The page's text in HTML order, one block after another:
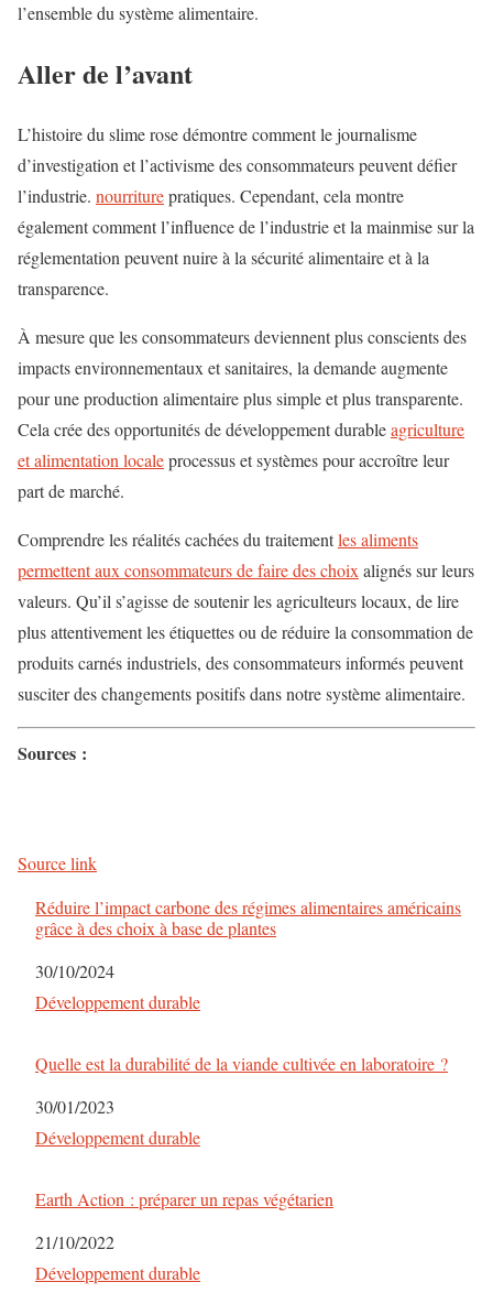
l’ensemble du système alimentaire.
Aller de l’avant
L’histoire du slime rose démontre comment le journalisme
d’investigation et l’activisme des consommateurs peuvent défier
l’industrie. nourriturepratiques. Cependant, cela montre
également comment l’influence de l’industrie et la mainmise sur la
réglementation peuvent nuire à la sécurité alimentaire et à la
transparence.
À mesure que les consommateurs deviennent plus conscients des
impacts environnementaux et sanitaires, la demande augmente
pour une production alimentaire plus simple et plus transparente.
Cela crée des opportunités de développement durableagriculture
et alimentation localeprocessus et systèmes pour accroître leur
part de marché.
Comprendre les réalités cachées du traitementles aliments
permettent aux consommateurs de faire des choix alignés sur leurs
valeurs. Qu’il s’agisse de soutenir les agriculteurs locaux, de lire
plus attentivement les étiquettes ou de réduire la consommation de
produits carnés industriels, des consommateurs informés peuvent
susciter des changements positifs dans notre système alimentaire.
Sources :
Source link
Réduire l’impact carbone des régimes alimentaires américains
grâce à des choix à base de plantes
Date
30/10/2024
Par rapport à
Développement durable
Quelle est la durabilité de la viande cultivée en laboratoire ?
Date
30/01/2023
Par rapport à
Développement durable
Earth Action : préparer un repas végétarien
Date
21/10/2022
Par rapport à
Développement durable